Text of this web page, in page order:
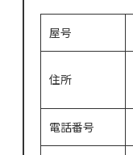
屋号
住所
電話番号